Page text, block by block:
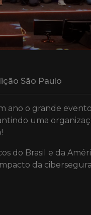
São Paulo
ano o grande
uma
do Brasil e da
da